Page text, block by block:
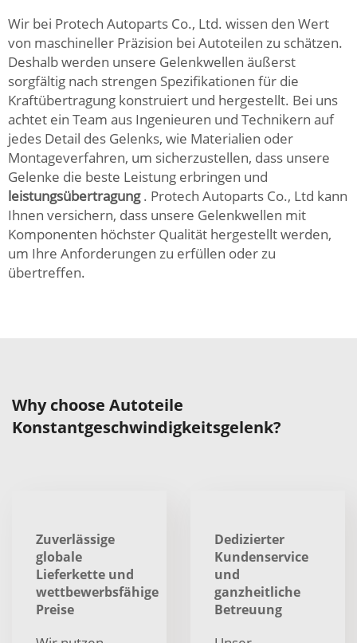
Wir bei Protech Autoparts Co., Ltd. wissen den Wert
von maschineller Präzision bei Autoteilen zu schätzen.
Deshalb werden unsere Gelenkwellen äußerst
sorgfältig nach strengen Spezifikationen für die
Kraftübertragung konstruiert und hergestellt. Bei uns
achtet ein Team aus Ingenieuren und Technikern auf
jedes Detail des Gelenks, wie Materialien oder
Montageverfahren, um sicherzustellen, dass unsere
Gelenke die beste Leistung erbringen und
leistungsübertragung. Protech Autoparts Co., Ltd kann
Ihnen versichern, dass unsere Gelenkwellen mit
Komponenten höchster Qualität hergestellt werden,
um Ihre Anforderungen zu erfüllen oder zu
übertreffen.
Why choose Autoteile
Konstantgeschwindigkeitsgelenk?
Zuverlässige
globale
Lieferkette und
wettbewerbsfähige
Preise
Dedizierter
Kundenservice
und
ganzheitliche
Betreuung